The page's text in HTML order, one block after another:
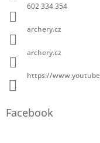
602 334 354
archery.cz
archery.cz
https://
Facebook